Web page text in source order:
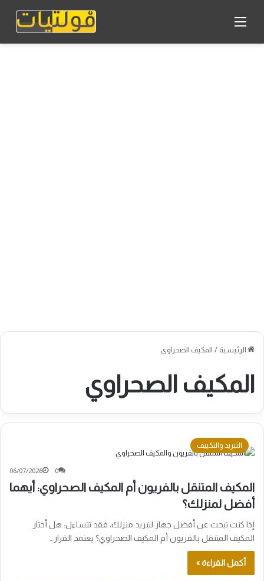
الرئيسية / المكيف الصحراوي
المكيف الصحراوي
التبريد والتكييف
06/07/2026 0
المكيف المتنقل بالفريون أم المكيف الصحراوي: أيهما
أفضل لمنزلك؟
إذا كنت تبحث عن أفضل جهاز لتبريد منزلك، فقد تتساءل: هل أختار
المكيف المتنقل بالفريون أم المكيف الصحراوي؟ يعتمد القرار…
أكمل القراءة »